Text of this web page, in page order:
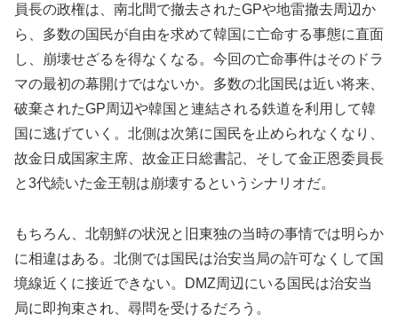
員長の政権は、南北間で撤去されたGPや地雷撤去周辺か
ら、多数の国民が自由を求めて韓国に亡命する事態に直面
し、崩壊せざるを得なくなる。今回の亡命事件はそのドラ
マの最初の幕開けではないか。多数の北国民は近い将来、
破棄されたGP周辺や韓国と連結される鉄道を利用して韓
国に逃げていく。北側は次第に国民を止められなくなり、
故金日成国家主席、故金正日総書記、そして金正恩委員長
と3代続いた金王朝は崩壊するというシナリオだ。
もちろん、北朝鮮の状況と旧東独の当時の事情では明らか
に相違はある。北側では国民は治安当局の許可なくして国
境線近くに接近できない。DMZ周辺にいる国民は治安当
局に即拘束され、尋問を受けるだろう。